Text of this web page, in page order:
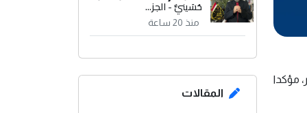
الأقل خلال شهر، مؤكدا
حُسَينيٌّ - الجز...
منذ 20 ساعة
المقالات